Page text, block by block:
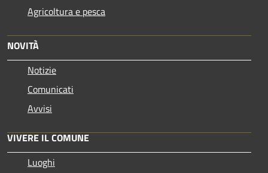
Agricoltura e pesca
NOVITÀ
Notizie
Comunicati
Avvisi
VIVERE IL COMUNE
Luoghi